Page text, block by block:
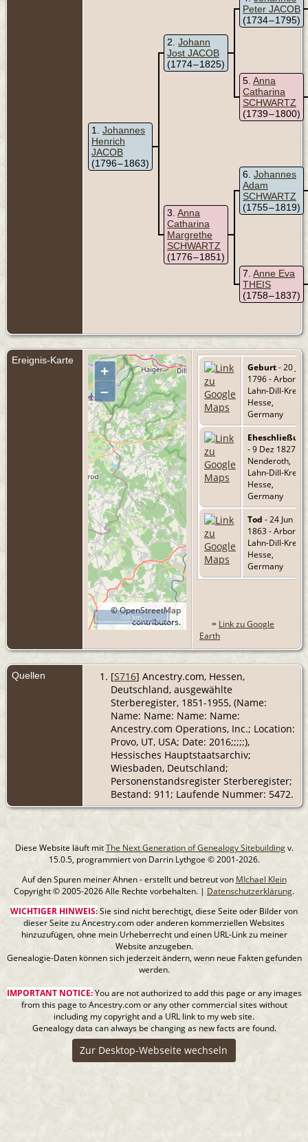
1
Johannes
Henrich
JACOB
(1796 – 1863)
2 Johann
Jost JACOB
(1774 – 1825)
Peter JACOB
(1734 – 1795)
5 Anna
Catharina
SCHWARTZ
(1739 – 1800)
3 Anna
Catharina
Margrethe
SCHWARTZ
(1776 – 1851)
6 Johannes
Adam
SCHWARTZ
(1755 – 1819)
7 Anne Eva
THEIS
(1758 – 1837)
Ereignis-Karte
+
–
©OpenStreetMap
contributors.
10 km
Geburt- 20 Jun
1796 - Arborn,
Lahn-Dill-Kreis,
Hesse,
Germany
Eheschließung
- 9 Dez 1827 -
Nenderoth,
Lahn-Dill-Kreis,
Hesse,
Germany
Tod - 24 Jun
1863 - Arborn,
Lahn-Dill-Kreis,
Hesse,
Germany
= Link zu Google
Earth
Quellen [S716] Ancestry.com, Hessen,
Deutschland, ausgewählte
Sterberegister, 1851-1955, (Name:
Name: Name: Name: Name:
Ancestry.com Operations, Inc.; Location:
Provo, UT, USA; Date: 2016;;;;;),
Hessisches Hauptstaatsarchiv;
Wiesbaden, Deutschland;
Personenstandsregister Sterberegister;
Bestand: 911; Laufende Nummer: 5472.
Diese Website läuft mitThe Next Generation of Genealogy Sitebuildingv.
15.0.5, programmiert von Darrin Lythgoe © 2001-2026.
Auf den Spuren meiner Ahnen - erstellt und betreut von MIchael Klein
Copyright © 2005-2026 Alle Rechte vorbehalten. | Datenschutzerklärung.
WICHTIGER HINWEIS:Sie sind nicht berechtigt, diese Seite oder Bilder von
dieser Seite zu Ancestry.com oder anderen kommerziellen Websites
hinzuzufügen, ohne mein Urheberrecht und einen URL-Link zu meiner
Website anzugeben.
Genealogie-Daten können sich jederzeit ändern, wenn neue Fakten gefunden
werden.
IMPORTANT NOTICE:You are not authorized to add this page or any images
from this page to Ancestry.com or any other commercial sites without
including my copyright and a URL link to my web site.
Genealogy data can always be changing as new facts are found.
Zur Desktop-Webseite wechseln